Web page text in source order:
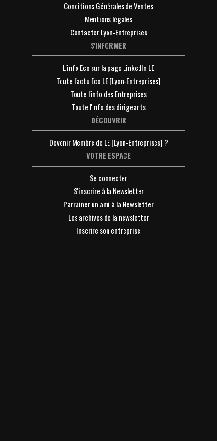
Conditions Générales de Ventes
Mentions légales
Contacter Lyon-Entreprises
S'INFORMER
L'info Eco sur la page LinkedIn LE
Toute l'actu Eco LE [Lyon-Entreprises]
Toute l'info des Entreprises
Toute l'info des dirigeants
DÉCOUVRIR
Devenir Membre de LE [Lyon-Entreprises] ?
VOTRE ESPACE
Se connecter
S'inscrire à la Newsletter
Parrainer un ami à la Newsletter
Les archives de la newsletter
Inscrire son entreprise